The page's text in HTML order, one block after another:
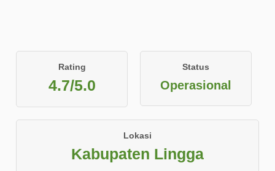
Rating
4.7/5.0
Status
Operasional
Lokasi
Kabupaten Lingga